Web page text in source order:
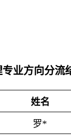
业方向分流
姓名
罗*